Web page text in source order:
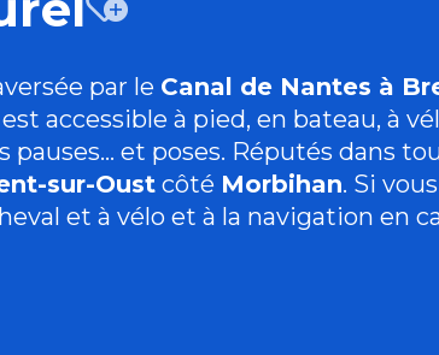
Ajouter
par le Canal de Nantes à
est accessible à pied, en bateau, à
et poses. Réputés dans
sur-Oust côté Morbihan. Si
et à vélo et à la navigation en